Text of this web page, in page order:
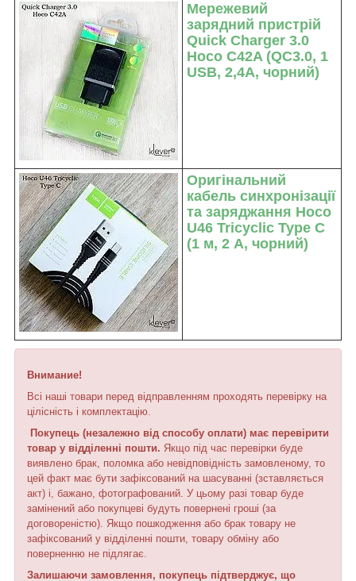
Мережевий
зарядний пристрій
Quick Charger 3.0
Hoco C42A (QC3.0, 1
USB, 2,4A, чорний)
Оригінальний
кабель синхронізації
та заряджання Hoco
U46 Tricyclic Type C
(1 м, 2 А, чорний)
Внимание!
Всі наші товари перед відправленням проходять перевірку на
цілісність і комплектацію.
Покупець (незалежно від способу оплати) має перевірити
товар у відділенні пошти. Якщо під час перевірки буде
виявлено брак, поломка або невідповідність замовленому, то
цей факт має бути зафіксований на шасуванні (зставляється
акт) і, бажано, фотографований. У цьому разі товар буде
замінений або покупцеві будуть повернені гроші (за
договореністю). Якщо пошкодження або брак товару не
зафіксований у відділенні пошти, товару обміну або
поверненню не підлягає.
Залишаючи замовлення, покупець підтверджує, що